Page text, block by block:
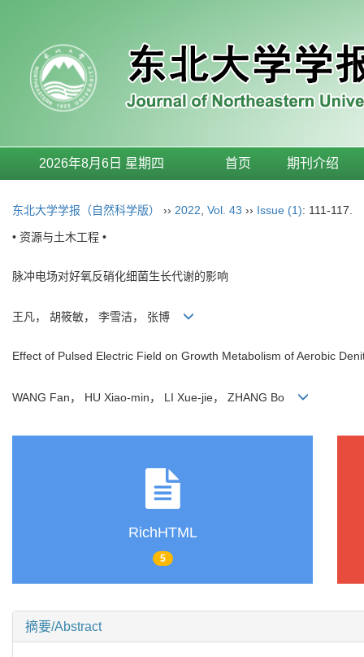
2026年8月6日 星期四 首页 期刊介绍
东北大学学报（自然科学版） ›› 2022 Vol. 43 ›› Issue (1): 111-117.
• 资源与土木工程 •
脉冲电场对好氧反硝化细菌生长代谢的影响
王凡， 胡筱敏， 李雪洁， 张博
Effect of Pulsed Electric Field on Growth Metabolism of Aerobic
WANG Fan， HU Xiao-min， LI Xue-jie， ZHANG Bo
RichHTML
5
摘要/Abstract